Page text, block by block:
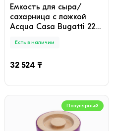
Емкость для сыра/
сахарница с ложкой
Acqua Casa Bugatti 22-
Есть в наличии
32 524 ₸
Популярный